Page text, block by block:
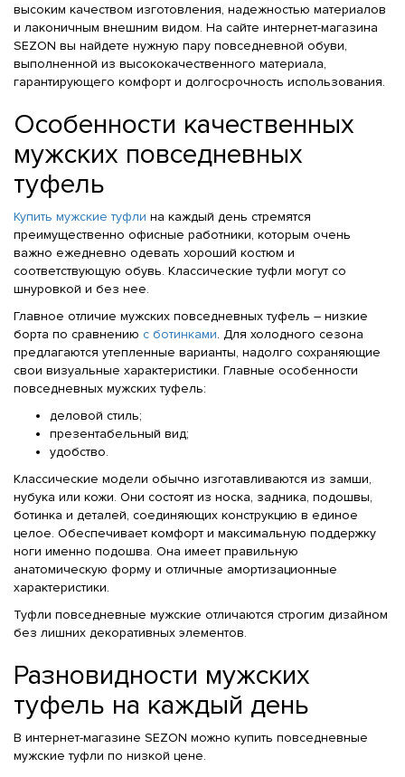
высоким качеством изготовления, надежностью материалов
и лаконичным внешним видом. На сайте интернет-магазина
SEZON вы найдете нужную пару повседневной обуви,
выполненной из высококачественного материала,
гарантирующего комфорт и долгосрочность использования.
Особенности качественных
мужских повседневных
туфель
Купить мужские туфли на каждый день стремятся
преимущественно офисные работники, которым очень
важно ежедневно одевать хороший костюм и
соответствующую обувь. Классические туфли могут со
шнуровкой и без нее.
Главное отличие мужских повседневных туфель – низкие
борта по сравнению с ботинками. Для холодного сезона
предлагаются утепленные варианты, надолго сохраняющие
свои визуальные характеристики. Главные особенности
повседневных мужских туфель:
деловой стиль;
презентабельный вид;
удобство.
Классические модели обычно изготавливаются из замши,
нубука или кожи. Они состоят из носка, задника, подошвы,
ботинка и деталей, соединяющих конструкцию в единое
целое. Обеспечивает комфорт и максимальную поддержку
ноги именно подошва. Она имеет правильную
анатомическую форму и отличные амортизационные
характеристики.
Туфли повседневные мужские отличаются строгим дизайном
без лишних декоративных элементов.
Разновидности мужских
туфель на каждый день
В интернет-магазине SEZON можно купить повседневные
мужские туфли по низкой цене.